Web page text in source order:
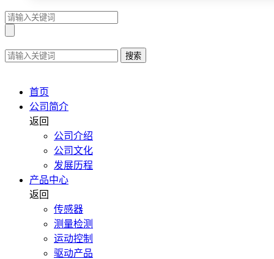
搜索
首页
公司简介
返回
公司介绍
公司文化
发展历程
产品中心
返回
传感器
测量检测
运动控制
驱动产品